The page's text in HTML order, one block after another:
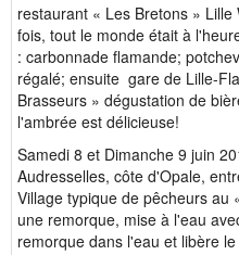
restaurant « Les Bretons »
fois, tout le monde était à
: carbonnade flamande;
régalé; ensuite gare de Lille-
Brasseurs » dégustation de
l'ambrée est délicieuse!
Samedi 8 et Dimanche 9 juin
Audresselles, côte d'Opale,
Village typique de pêcheurs au
une remorque, mise à l'eau
remorque dans l'eau et libère